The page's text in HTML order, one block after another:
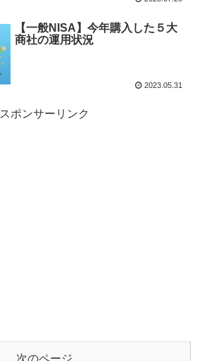
【一般NISA】今年購入した５大
商社の運用状況
2023.05.31
スポンサーリンク
次のページ